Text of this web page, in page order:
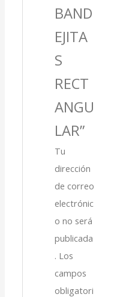
BAND
EJITA
S
RECT
ANGU
LAR”
Tu
dirección
de correo
electrónic
o no será
publicada
. Los
campos
obligatori